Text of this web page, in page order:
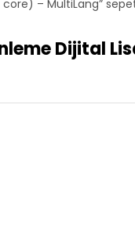
core) – MultiLang”
Dijital